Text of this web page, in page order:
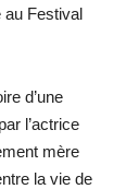
au Festival
d’une
l’actrice
mère
la vie de